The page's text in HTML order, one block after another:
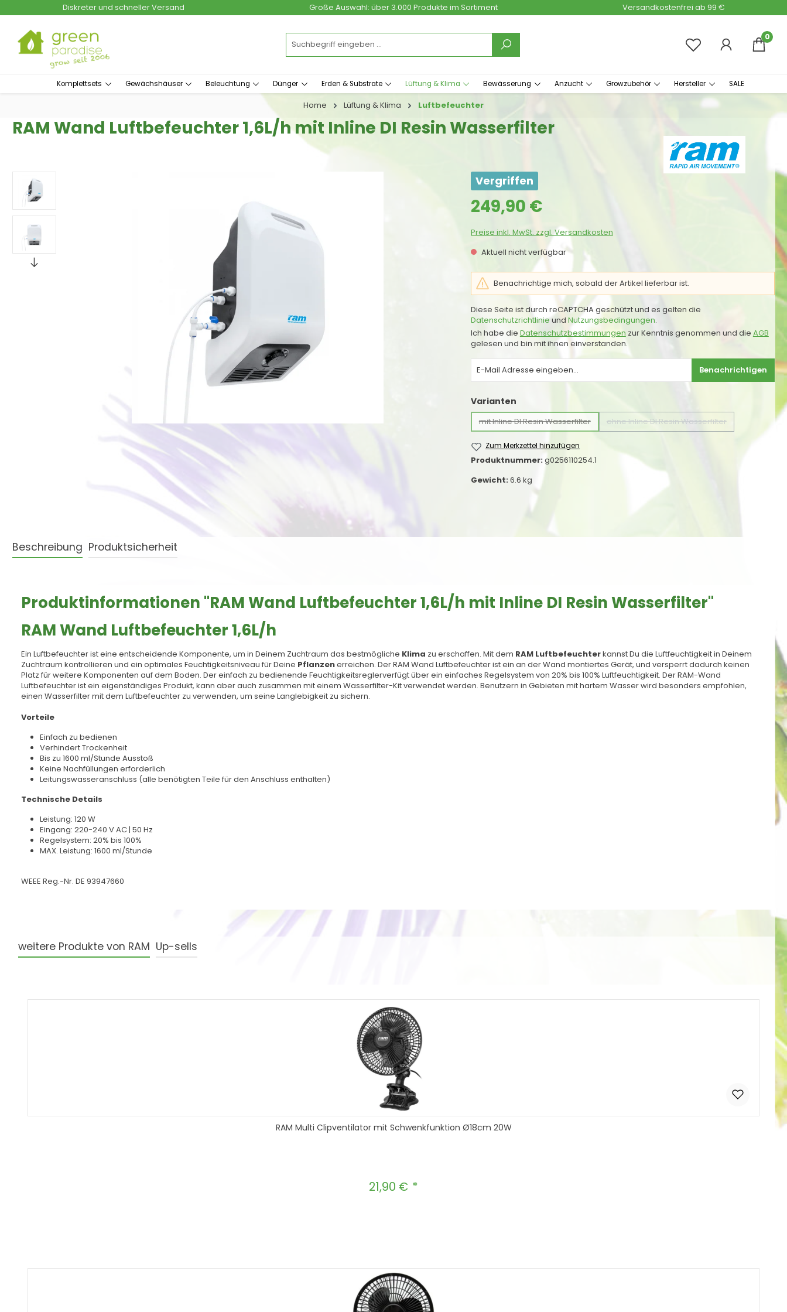
Hauptinhalt springen
Zur Suche springenDiskreter und schneller Versand Große Auswahl: über 3.000 Produkte im Sortiment Versandkostenfrei ab 99 €
0
Komplettsets Gewächshäuser Beleuchtung Dünger Erden & Substrate Lüftung & Klima Bewässerung Anzucht Growzubehör Hersteller SALE
Home Lüftung & Klima Luftbefeuchter
RAM Wand Luftbefeuchter 1,6L/h mit Inline DI Resin Wasserfilter
Bildergalerie überspringen Vergriffen
Regulärer Preis:
249,90 €
Preise inkl. MwSt. zzgl. Versandkosten
Aktuell nicht verfügbar
Benachrichtige mich, sobald der Artikel lieferbar ist.
Diese Seite ist durch reCAPTCHA geschützt und es gelten die
Datenschutzrichtlinieund Nutzungsbedingungen.
Ich habe die Datenschutzbestimmungen zur Kenntnis genommen und die AGB
gelesen und bin mit ihnen einverstanden.
Benachrichtigen
Variantenauswählen
mit Inline DI Resin Wasserfilter
(Diese Option ist zurzeit nicht verfügbar.)
ohne Inline DI Resin Wasserfilter
(Diese Option ist zurzeit nicht
Zum Merkzettel hinzufügen
Produktnummer:g0256110254.1
Gewicht:6.6 kg
Beschreibung Produktsicherheit
Produktinformationen "RAM Wand Luftbefeuchter 1,6L/h mit Inline DI Resin Wasserfilter"
RAM Wand Luftbefeuchter 1,6L/h
Ein Luftbefeuchter ist eine entscheidende Komponente, um in Deinem Zuchtraum das bestmögliche Klima zu erschaffen. Mit dem RAM Luftbefeuchterkannst Du die Luftfeuchtigkeit in Deinem
Zuchtraum kontrollieren und ein optimales Feuchtigkeitsniveau für Deine Pflanzenerreichen. Der RAM Wand Luftbefeuchter ist ein an der Wand montiertes Gerät, und versperrt dadurch keinen
Platz für weitere Komponenten auf dem Boden. Der einfach zu bedienende Feuchtigkeitsreglerverfügt über ein einfaches Regelsystem von 20% bis 100% Luftfeuchtigkeit. Der RAM-Wand
Luftbefeuchter ist ein eigenständiges Produkt, kann aber auch zusammen mit einem Wasserfilter-Kit verwendet werden. Benutzern in Gebieten mit hartem Wasser wird besonders empfohlen,
einen Wasserfilter mit dem Luftbefeuchter zu verwenden, um seine Langlebigkeit zu sichern.
Vorteile
Einfach zu bedienen
Verhindert Trockenheit
Bis zu 1600 ml/Stunde Ausstoß
Keine Nachfüllungen erforderlich
Leitungswasseranschluss (alle benötigten Teile für den Anschluss enthalten)
Technische Details
Leistung: 120 W
Eingang: 220-240 V AC | 50 Hz
Regelsystem: 20% bis 100%
MAX. Leistung: 1600 ml/Stunde
WEEE Reg.-Nr. DE 93947660
weitere Produkte von RAM Up-sells
RAM Multi Clipventilator mit Schwenkfunktion Ø18cm 20W
Regulärer Preis:
21,90 €